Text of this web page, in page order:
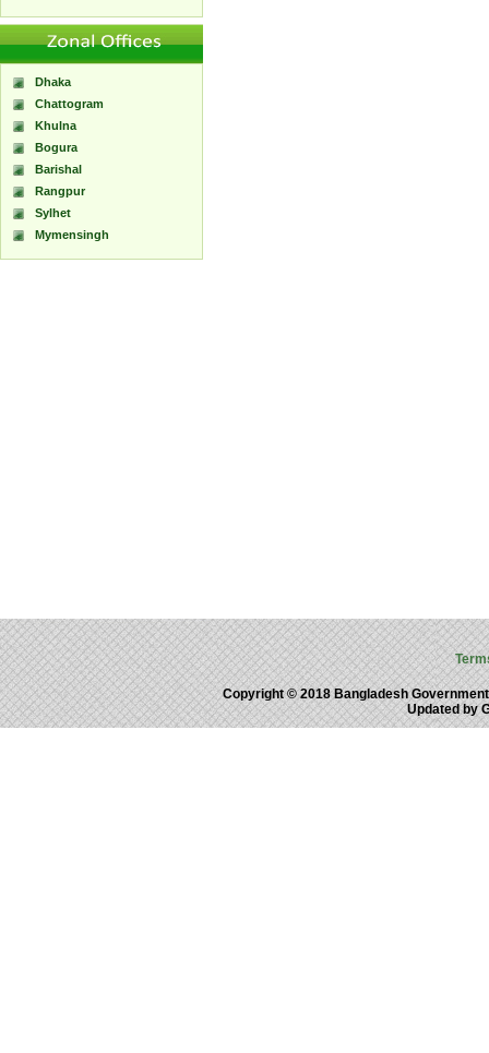
Dhaka
Chattogram
Khulna
Bogura
Barishal
Rangpur
Sylhet
Mymensingh
Copyright © 2018 Bangladesh
Updated by